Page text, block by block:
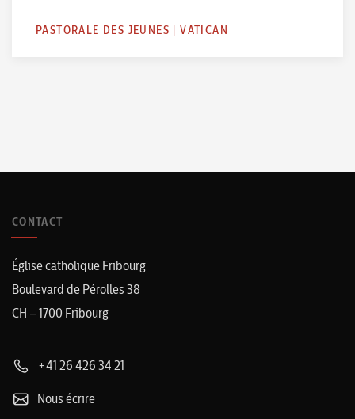
PASTORALE DES JEUNES |VATICAN
CONTACT
Église catholique Fribourg
Boulevard de Pérolles 38
CH – 1700 Fribourg
+41 26 426 34 21
Nous écrire